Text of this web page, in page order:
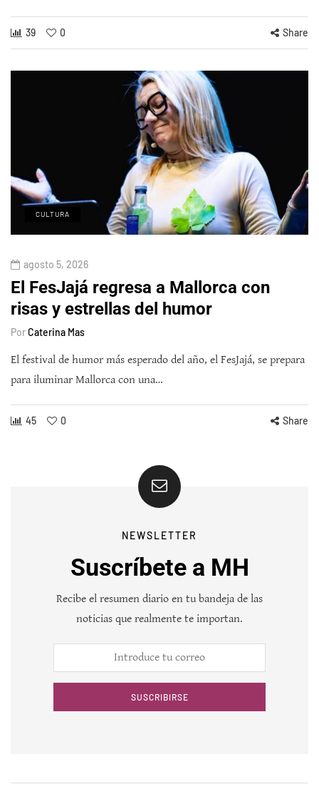
39 0 Share
CULTURA
agosto 5, 2026
El FesJajá regresa a Mallorca con
risas y estrellas del humor
PorCaterina Mas
El festival de humor más esperado del año, el FesJajá, se prepara
para iluminar Mallorca con una…
45 0 Share
NEWSLETTER
Suscríbete a MH
Recibe el resumen diario en tu bandeja de las
noticias que realmente te importan.
SUSCRIBIRSE